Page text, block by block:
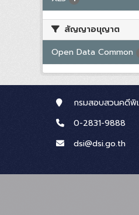
สัญญาอนุญาต
Open Data Common
กรมสอบสวนคดีพิ
0-2831-9888
dsi@dsi.go.th